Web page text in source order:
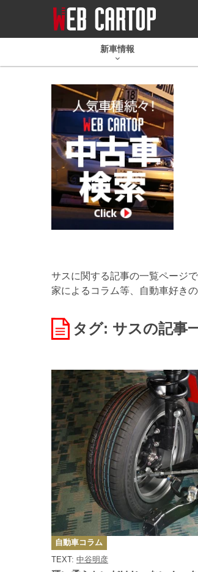
新車情報
サスに関する記事の一覧ページ
家によるコラム等、自動車好き
タグ: サスの記事
TEXT: 中谷明彦
カ
テ
ゴ
リ
ー
自動車コラム